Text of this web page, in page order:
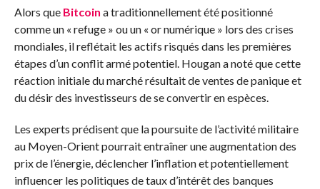
Alors que Bitcoin a traditionnellement été positionné
comme un « refuge » ou un « or numérique » lors des crises
mondiales, il reflétait les actifs risqués dans les premières
étapes d’un conflit armé potentiel. Hougan a noté que cette
réaction initiale du marché résultait de ventes de panique et
du désir des investisseurs de se convertir en espèces.
Les experts prédisent que la poursuite de l’activité militaire
au Moyen-Orient pourrait entraîner une augmentation des
prix de l’énergie, déclencher l’inflation et potentiellement
influencer les politiques de taux d’intérêt des banques